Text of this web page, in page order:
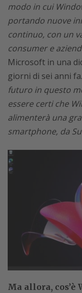
modo in cui
portando nuove
continuo, con un
consumer e
Microsoft in una
giorni di sei anni fa.
futuro in questo
essere certi che
alimenterà una
smartphone, da
Ma allora, cos’è